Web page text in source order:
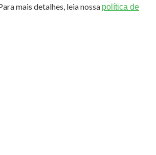
mais detalhes, leia nossa política de